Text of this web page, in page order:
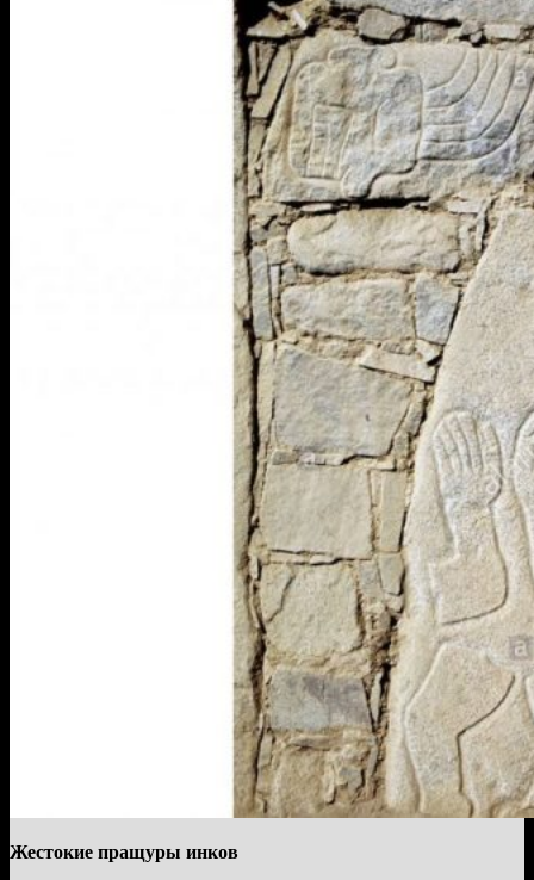
Жестокие пращуры инков